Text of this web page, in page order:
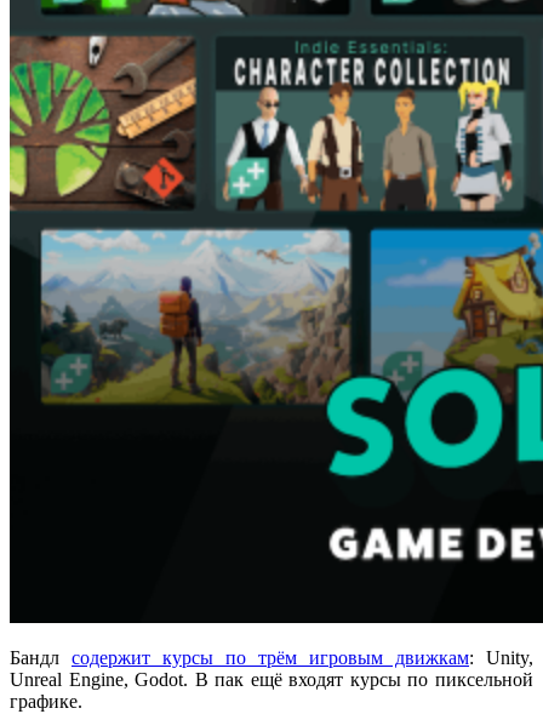
Бандл содержит курсы по трём игровым движкам: Unity,
Unreal Engine, Godot. В пак ещё входят курсы по пиксельной
графике.